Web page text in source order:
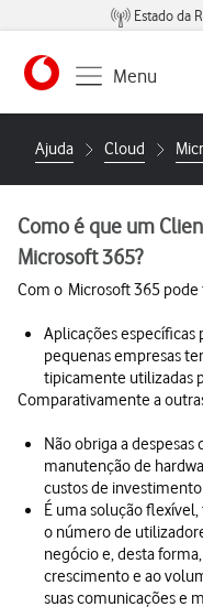
Estado da
Menu
Ajuda Cloud
Como é que um
Microsoft 365?
Com o Microsoft 365 pode
Aplicações específicas
pequenas empresas
tipicamente utilizadas
Comparativamente a
Não obriga a
manutenção de
custos de
É uma solução
o número de
negócio e, desta
crescimento e ao
suas comunicações e